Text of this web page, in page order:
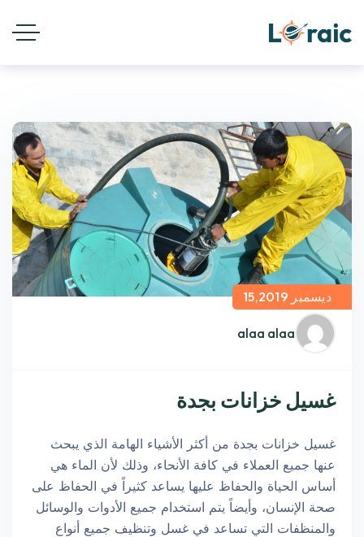
alaa alaa
ديسمبر 15,2019
غسيل خزانات بجدة
غسيل خزانات بجدة من أكثر الأشياء الهامة الذي يبحث
عنها جميع العملاء في كافة الأنحاء، وذلك لأن الماء هي
أساس الحياة والحفاظ عليها يساعد كثيراً في الحفاظ على
صحة الإنسان، وأيضاً يتم استخدام جميع الأدوات والوسائل
والمنظفات التي تساعد في غسل وتنظيف جميع أنواع